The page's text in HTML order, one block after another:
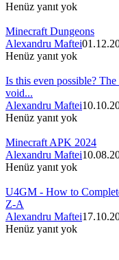
Henüz yanıt yok
Minecraft Dungeons
Alexandru Maftei
Henüz yanıt yok
Is this even possible?
void...
Alexandru Maftei
Henüz yanıt yok
Minecraft APK 2024
Alexandru Maftei
Henüz yanıt yok
U4GM - How to
Z-A
Alexandru Maftei
Henüz yanıt yok